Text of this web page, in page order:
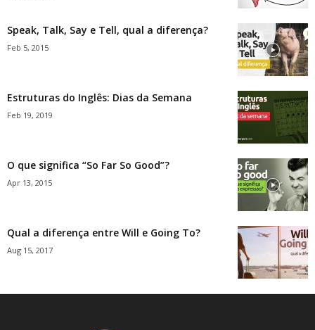
Speak, Talk, Say e Tell, qual a diferença?
Feb 5, 2015
Estruturas do Inglês: Dias da Semana
Feb 19, 2019
O que significa “So Far So Good”?
Apr 13, 2015
Qual a diferença entre Will e Going To?
Aug 15, 2017